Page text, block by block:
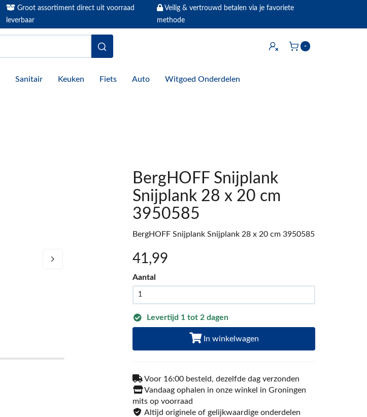
Groot assortiment direct uit voorraad
leverbaar
Veilig & vertrouwd betalen via je favoriete
methode
Inloggen -
Sanitair Keuken Fiets Auto Witgoed Onderdelen
BergHOFF Snijplank
Snijplank 28 x 20 cm
3950585
BergHOFF Snijplank Snijplank 28 x 20 cm 3950585
41,99
Aantal
Levertijd 1 tot 2 dagen
In winkelwagen
Voor 16:00 besteld, dezelfde dag verzonden
Vandaag ophalen in onze winkel in Groningen
mits op voorraad
Altijd originele of gelijkwaardige onderdelen